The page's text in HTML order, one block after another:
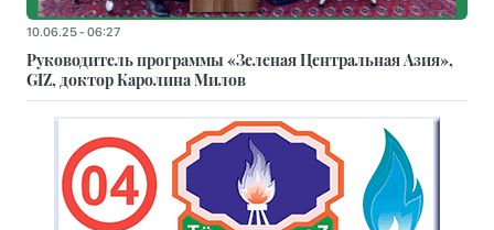
10.06.25 - 06:27
Руководитель программы «Зеленая Центральная Азия»,
GIZ, доктор Каролина Милов